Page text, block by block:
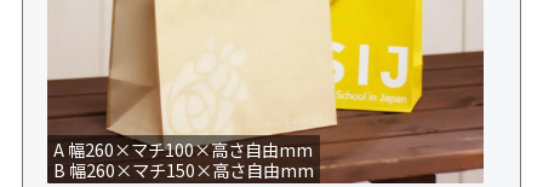
A 幅260×マチ100×高さ自由mm
B 幅260×マチ150×高さ自由mm